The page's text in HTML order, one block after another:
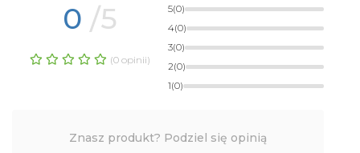
0 /5
(0 opinii)
5(0)
4(0)
3(0)
2(0)
1(0)
Znasz produkt? Podziel się opinią